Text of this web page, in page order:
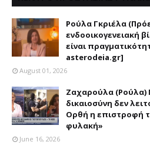
Ρούλα Γκριέλα
ενδοοικογενειακή
είναι
asterodeia.gr]
August 01, 2026
Ζαχαρούλα (Ρούλα)
δικαιοσύνη δεν
Ορθή η επιστροφή
φυλακή»
June 16, 2026